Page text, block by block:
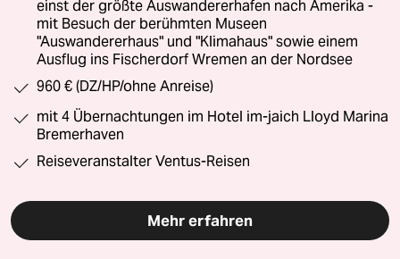
einst der größte Auswandererhafen nach Amerika -
mit Besuch der berühmten Museen
"Auswandererhaus" und "Klimahaus" sowie einem
Ausflug ins Fischerdorf Wremen an der Nordsee
960 € (DZ/HP/ohne Anreise)
mit 4 Übernachtungen im Hotel im-jaich Lloyd Marina
Bremerhaven
Reiseveranstalter Ventus-Reisen
Mehr erfahren